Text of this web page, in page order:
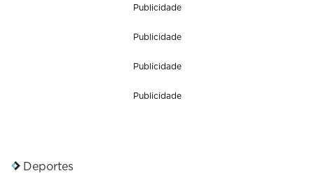
Publicidade
Publicidade
Publicidade
Publicidade
Deportes